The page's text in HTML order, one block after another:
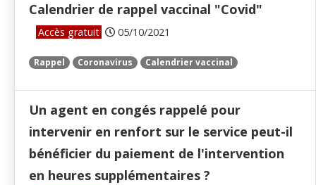
Calendrier de rappel vaccinal "Covid"
Accès gratuit 05/10/2021
Rappel Coronavirus Calendrier vaccinal
Un agent en congés rappelé pour
intervenir en renfort sur le service peut-il
bénéficier du paiement de l'intervention
en heures supplémentaires ?